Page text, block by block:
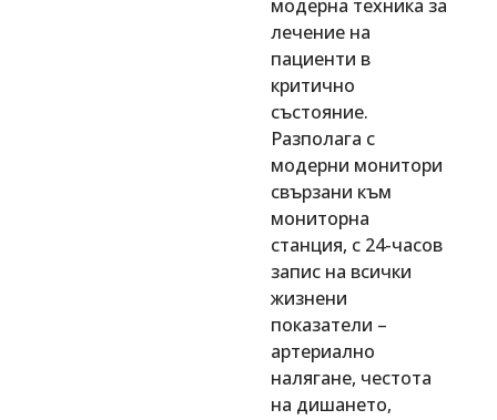
модерна техника за
лечение на
пациенти в
критично
състояние.
Разполага с
модерни монитори
свързани към
мониторна
станция, с 24-часов
запис на всички
жизнени
показатели –
артериално
налягане, честота
на дишането,